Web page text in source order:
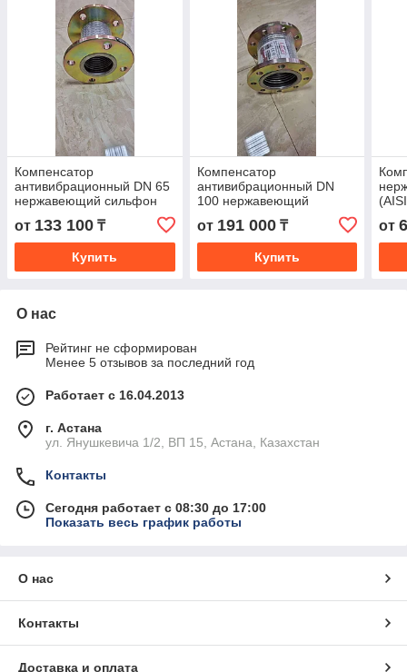
Компенсатор
антивибрационный DN 65
нержавеющий сильфон
от 133 100 ₸
Купить
Компенсатор
антивибрационный DN
100 нержавеющий
от 191 000₸
Купить
от
О нас
Рейтинг не сформирован
Менее 5 отзывов за последний год
Работает с 16.04.2013
г. Астана
ул. Янушкевича 1/2, ВП 15, Астана, Казахстан
Контакты
Сегодня работает с 08:30 до 17:00
Показать весь график работы
О нас
Контакты
Доставка и оплата